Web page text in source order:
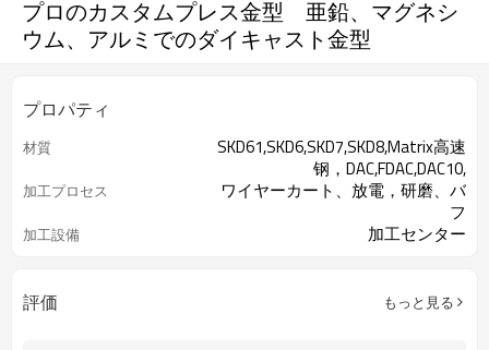
プロのカスタムプレス金型 亜鉛、マグネシ
ウム、アルミでのダイキャスト金型
プロパティ
材質
SKD61,SKD6,SKD7,SKD8,Matrix高速
钢，DAC,FDAC,DAC10,
加工プロセス
ワイヤーカート、放電，研磨、バ
フ
加工設備 加工センター
評価 もっと見る